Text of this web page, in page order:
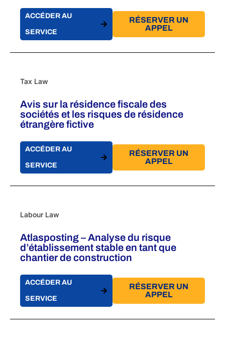
ACCÉDER AU
SERVICE
RÉSERVER UN
APPEL
Tax Law
Avis sur la résidence fiscale des
sociétés et les risques de résidence
étrangère fictive
ACCÉDER AU
SERVICE
RÉSERVER UN
APPEL
Labour Law
Atlasposting – Analyse du risque
d’établissement stable en tant que
chantier de construction
ACCÉDER AU
SERVICE
RÉSERVER UN
APPEL